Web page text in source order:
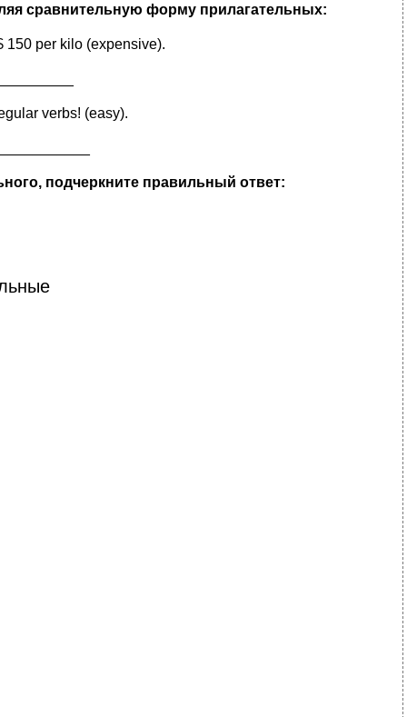
сравнительную форму прилагательных:
150 per kilo (expensive).
verbs! (easy).
подчеркните правильный ответ: